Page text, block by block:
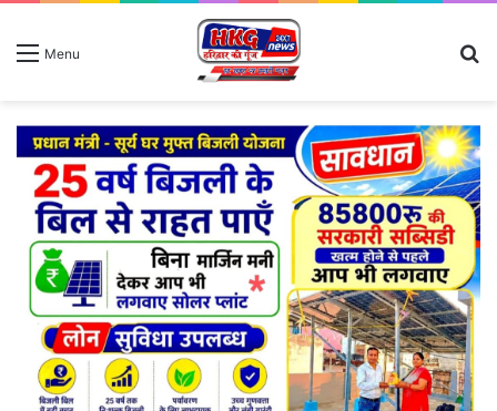
Menu